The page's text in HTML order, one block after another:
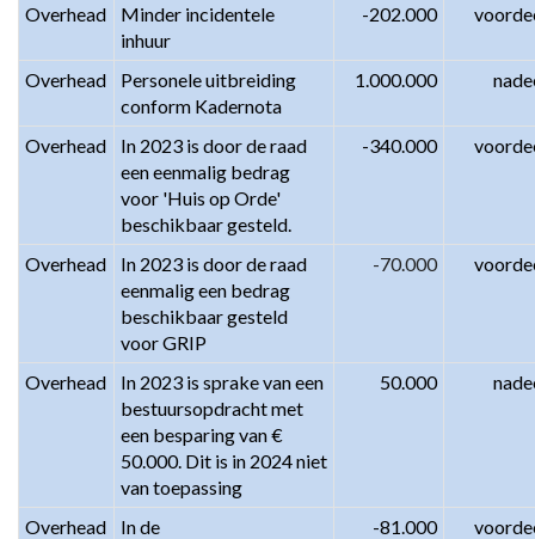
Overhead
Minder incidentele
inhuur
-202.000
Overhead
Personele uitbreiding
conform Kadernota
1.000.000
Overhead
In 2023 is door de raad
een eenmalig bedrag
voor 'Huis op Orde'
beschikbaar gesteld.
-340.000
Overhead
In 2023 is door de raad
eenmalig een bedrag
beschikbaar gesteld
voor GRIP
-70.000
Overhead
In 2023 is sprake van een
bestuursopdracht met
een besparing van €
50.000. Dit is in 2024 niet
van toepassing
50.000
Overhead
In de
-81.000